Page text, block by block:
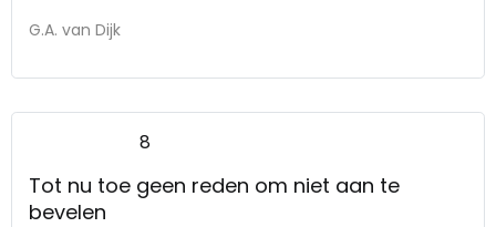
G.A. van Dijk
8
Tot nu toe geen reden om niet aan te
bevelen